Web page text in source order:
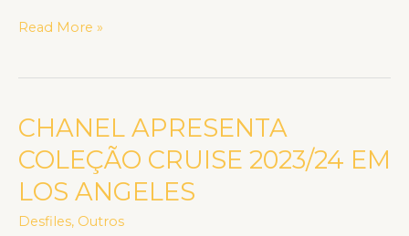
Read More »
CHANEL APRESENTA
COLEÇÃO CRUISE 2023/24 EM
LOS ANGELES
Desfiles, Outros
CHANEL
APRESENTA
COLEÇÃO
CRUISE
2023/24